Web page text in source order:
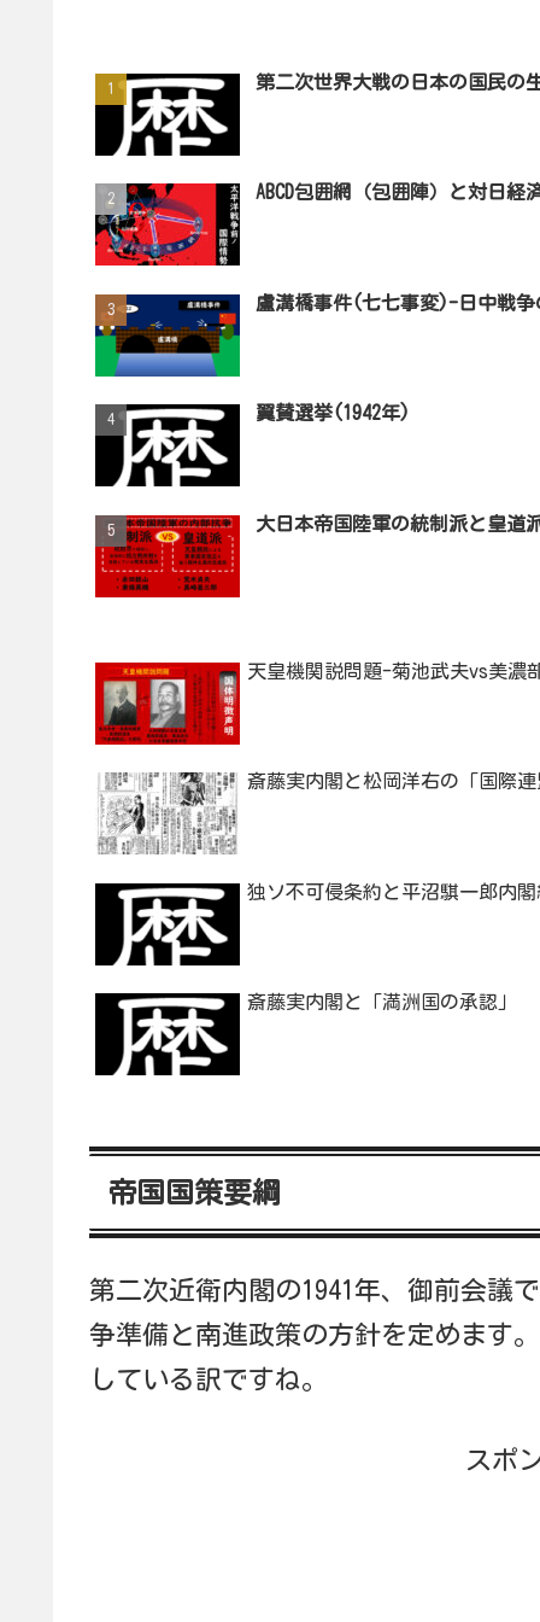
第二次世界大戦の日本の国民の
ABCD包囲網（包囲陣）と対日
盧溝橋事件(七七事変)-日中戦
翼賛選挙(1942年)
大日本帝国陸軍の統制派と皇道
天皇機関説問題-菊池武夫vs美濃
斎藤実内閣と松岡洋右の「国際
独ソ不可侵条約と平沼騏一郎内
斎藤実内閣と「満洲国の承認」
帝国国策要綱
第二次近衛内閣の1941年、御前会議
争準備と南進政策の方針を定めます
している訳ですね。
スポ